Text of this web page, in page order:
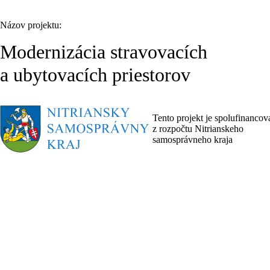
Názov projektu:
Modernizácia stravovacích
a ubytovacích priestorov
Tento projekt je
z rozpočtu Nitrianskeho
samosprávneho kraja